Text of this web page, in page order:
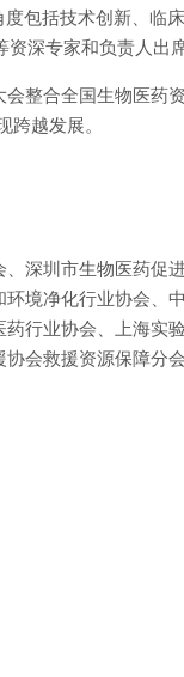
包括技术创新、临
深专家和负责人出席
整合全国生物医药
跨越发展。
深圳市生物医药促
境净化行业协会、
行业协会、上海实
会救援资源保障分